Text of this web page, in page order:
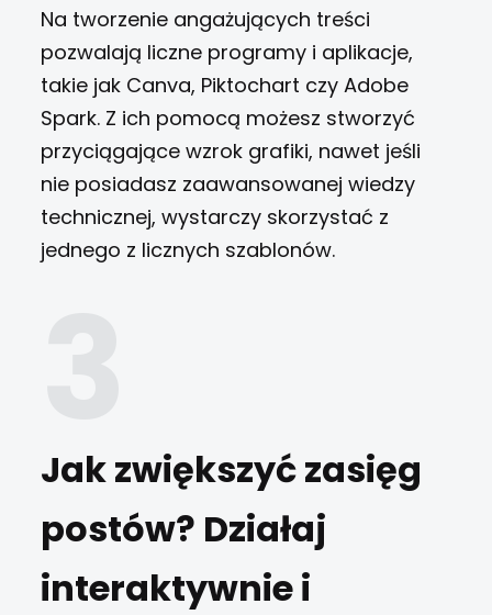
Na tworzenie angażujących treści
pozwalają liczne programy i aplikacje,
takie jak Canva, Piktochart czy Adobe
Spark. Z ich pomocą możesz stworzyć
przyciągające wzrok grafiki, nawet jeśli
nie posiadasz zaawansowanej wiedzy
technicznej, wystarczy skorzystać z
jednego z licznych szablonów.
Jak zwiększyć zasięg
postów? Działaj
interaktywnie i